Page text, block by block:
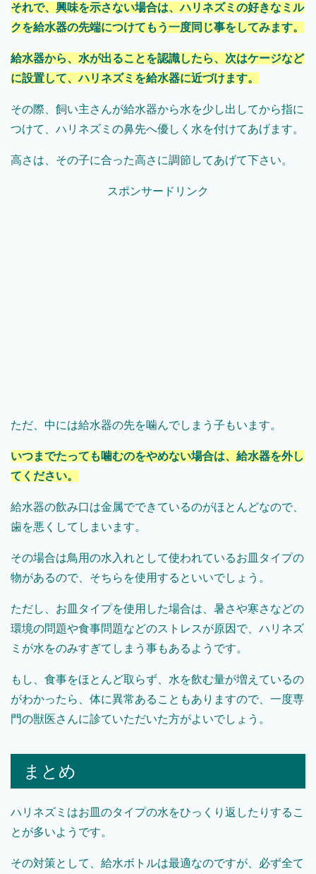
それで、興味を示さない場合は、ハリネズミの好きなミル
クを給水器の先端につけてもう一度同じ事をしてみます。
給水器から、水が出ることを認識したら、次はケージなど
に設置して、ハリネズミを給水器に近づけます。
その際、飼い主さんが給水器から水を少し出してから指に
つけて、ハリネズミの鼻先へ優しく水を付けてあげます。
高さは、その子に合った高さに調節してあげて下さい。
スポンサードリンク
ただ、中には給水器の先を噛んでしまう子もいます。
いつまでたっても噛むのをやめない場合は、給水器を外し
てください。
給水器の飲み口は金属でできているのがほとんどなので、
歯を悪くしてしまいます。
その場合は鳥用の水入れとして使われているお皿タイプの
物があるので、そちらを使用するといいでしょう。
ただし、お皿タイプを使用した場合は、暑さや寒さなどの
環境の問題や食事問題などのストレスが原因で、ハリネズ
ミが水をのみすぎてしまう事もあるようです。
もし、食事をほとんど取らず、水を飲む量が増えているの
がわかったら、体に異常あることもありますので、一度専
門の獣医さんに診ていただいた方がよいでしょう。
まとめ
ハリネズミはお皿のタイプの水をひっくり返したりするこ
とが多いようです。
その対策として、給水ボトルは最適なのですが、必ず全て